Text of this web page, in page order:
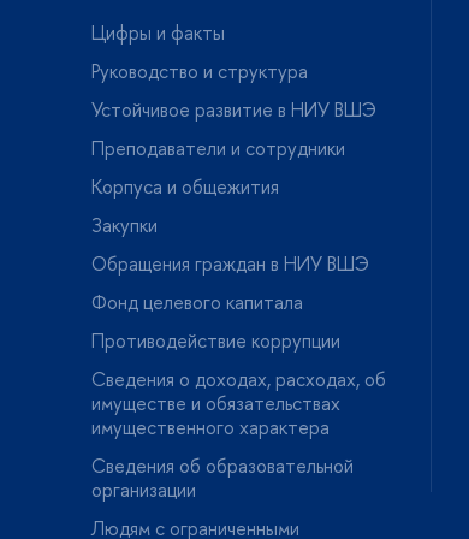
Цифры и факты
Руководство и структура
Устойчивое развитие в НИУ ВШЭ
Преподаватели и сотрудники
Корпуса и общежития
Закупки
Обращения граждан в НИУ ВШЭ
Фонд целевого капитала
Противодействие коррупции
Сведения о доходах, расходах, о
имуществе и обязательствах
имущественного характера
Сведения об образовательной
организации
Людям с ограниченными